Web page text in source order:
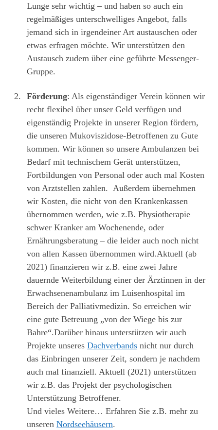
Lunge sehr wichtig – und haben so auch ein
regelmäßiges unterschwelliges Angebot, falls
jemand sich in irgendeiner Art austauschen oder
etwas erfragen möchte. Wir unterstützen den
Austausch zudem über eine geführte Messenger-
Gruppe.
Förderung: Als eigenständiger Verein können wir
recht flexibel über unser Geld verfügen und
eigenständig Projekte in unserer Region fördern,
die unseren Mukoviszidose-Betroffenen zu Gute
kommen. Wir können so unsere Ambulanzen bei
Bedarf mit technischem Gerät unterstützen,
Fortbildungen von Personal oder auch mal Kosten
von Arztstellen zahlen. Außerdem übernehmen
wir Kosten, die nicht von den Krankenkassen
übernommen werden, wie z.B. Physiotherapie
schwer Kranker am Wochenende, oder
Ernährungsberatung – die leider auch noch nicht
von allen Kassen übernommen wird.Aktuell (ab
2021) finanzieren wir z.B. eine zwei Jahre
dauernde Weiterbildung einer der Ärztinnen in der
Erwachsenenambulanz im Luisenhospital im
Bereich der Palliativmedizin. So erreichen wir
eine gute Betreuung „von der Wiege bis zur
Bahre“.Darüber hinaus unterstützen wir auch
Projekte unseres Dachverbands nicht nur durch
das Einbringen unserer Zeit, sondern je nachdem
auch mal finanziell. Aktuell (2021) unterstützen
wir z.B. das Projekt der psychologischen
Unterstützung Betroffener.
Und vieles Weitere… Erfahren Sie z.B. mehr zu
unseren Nordseehäusern.